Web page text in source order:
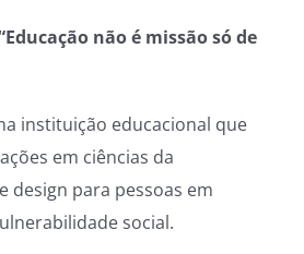
não é missão só de
instituição educacional que
em ciências da
design para pessoas em
social.